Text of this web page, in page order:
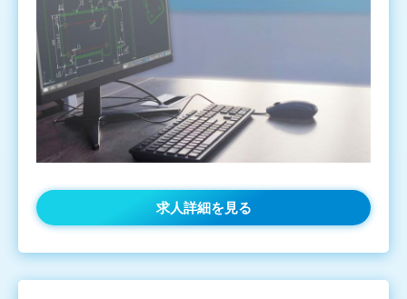
求人詳細を見る